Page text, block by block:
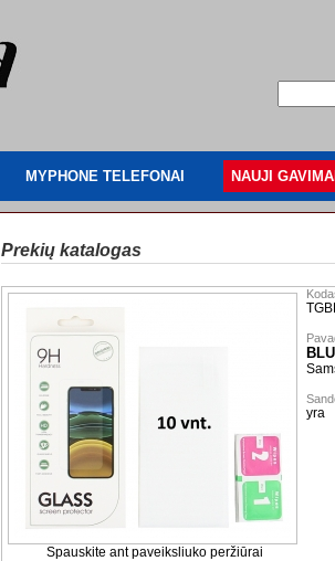
MYPHONE TELEFONAI NAUJI GAVIMAI
Prekių katalogas
Spauskite ant paveiksliuko peržiūrai
yra